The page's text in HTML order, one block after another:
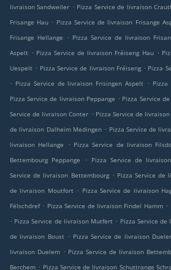
livraison Sandweiler . Pizza Service de livraison
Frisange Hau . Pizza Service de livraison Frisange
Frisange Hellange
. Pizza Service de livraison
Aspelt . Pizza Service de livraison Fréiseng Hau .
Uespelt . Pizza Service de livraison Fréiseng . Pizza
. Pizza Service de livraison Frisingen Aspelt .
Pizza Service de livraison Peppange . Pizza Service
Service de livraison Conter . Pizza Service de
de livraison Dalheim Medingen . Pizza Service de
livraison Hellange
. Pizza Service de livraison
Bettembourg Peppange
. Pizza Service de
Service de livraison Bettembourg . Pizza Service de
de livraison Moutfort . Pizza Service de livraison
Fëlschdref . Pizza Service de livraison Findel Hamm .
. Pizza Service de livraison Mutfert . Pizza Service de
de livraison Boust . Pizza Service de livraison
livraison Duelem . Pizza Service de livraison
Berchem . Pizza Service de livraison Schuttrange